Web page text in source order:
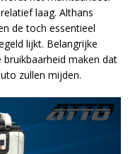
laag. Althans
de toch essentieel
lijkt. Belangrijke
bruikbaarheid maken dat
zullen mijden.